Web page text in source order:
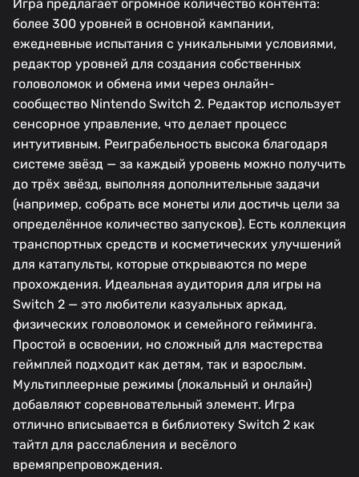
Игра предлагает огромное количество контента:
более 300 уровней в основной кампании,
ежедневные испытания с уникальными условиями,
редактор уровней для создания собственных
головоломок и обмена ими через онлайн-
сообщество Nintendo Switch 2. Редактор использует
сенсорное управление, что делает процесс
интуитивным. Реиграбельность высока благодаря
системе звёзд — за каждый уровень можно получить
до трёх звёзд, выполняя дополнительные задачи
(например, собрать все монеты или достичь цели за
определённое количество запусков). Есть коллекция
транспортных средств и косметических улучшений
для катапульты, которые открываются по мере
прохождения. Идеальная аудитория для игры на
Switch 2 — это любители казуальных аркад,
физических головоломок и семейного гейминга.
Простой в освоении, но сложный для мастерства
геймплей подходит как детям, так и взрослым.
Мультиплеерные режимы (локальный и онлайн)
добавляют соревновательный элемент. Игра
отлично вписывается в библиотеку Switch 2 как
тайтл для расслабления и весёлого
времяпрепровождения.